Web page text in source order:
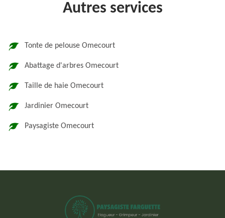
Autres services
Tonte de pelouse Omecourt
Abattage d'arbres Omecourt
Taille de haie Omecourt
Jardinier Omecourt
Paysagiste Omecourt